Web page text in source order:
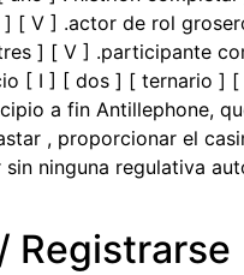
V ] .actor de rol
] [ V ] .participante
[ I ] [ dos ] [ ternario ] [
a fin Antillephone,
, proporcionar el
ninguna regulativa
Registrarse